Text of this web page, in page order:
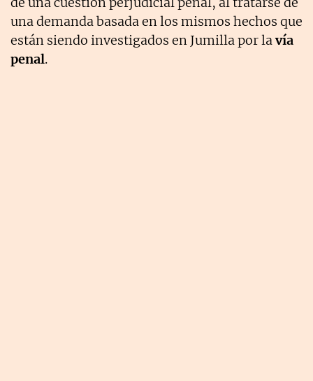
una demanda basada en los mismos hechos que
están siendo investigados en Jumilla por lavía
penal.